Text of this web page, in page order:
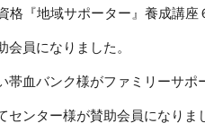
『地域サポーター』養成講座
員になりました。
バンク様がファミリーサポ
ンター様が賛助会員になりま